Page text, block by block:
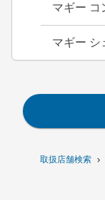
取扱店舗検索
マギー コ
マギー シ